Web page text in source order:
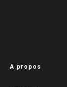
A propos